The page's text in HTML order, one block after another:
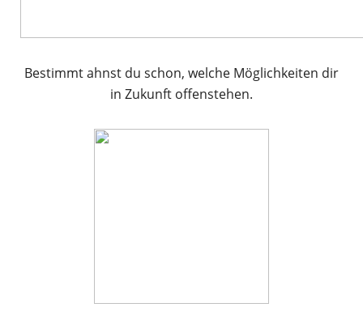
Bestimmt ahnst du schon, welche Möglichkeiten dir
in Zukunft offenstehen.